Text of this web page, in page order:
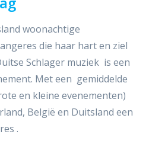
woonachtige
die haar hart en ziel
Schlager muziek is een
Met een gemiddelde
en kleine evenementen)
België en Duitsland een
.